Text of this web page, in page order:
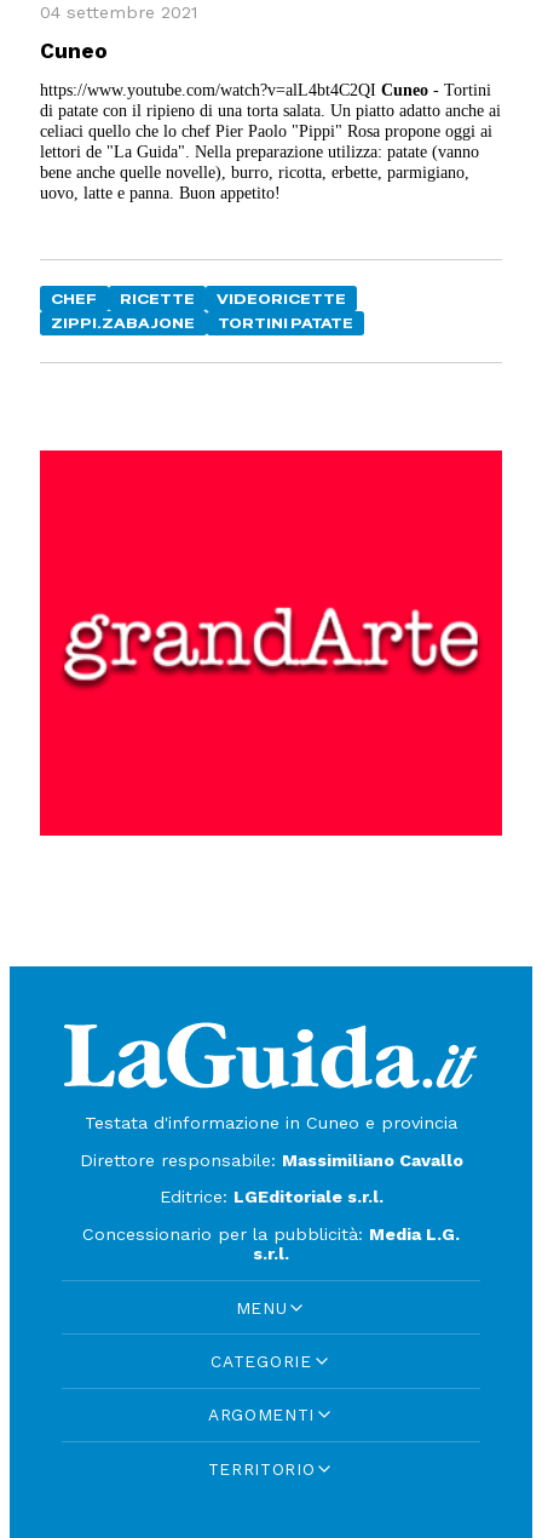
04 settembre 2021
Cuneo
https://www.youtube.com/watch?v=alL4bt4C2QICuneo - Tortini
di patate con il ripieno di una torta salata. Un piatto adatto anche ai
celiaci quello che lo chef Pier Paolo "Pippi" Rosa propone oggi ai
lettori de "La Guida". Nella preparazione utilizza: patate (vanno
bene anche quelle novelle), burro, ricotta, erbette, parmigiano,
uovo, latte e panna. Buon appetito!
CHEF RICETTE
VIDEORICETTE
ZIPPI.ZABAJONE
TORTINI PATATE
Testata d'informazione in Cuneo e provincia
Direttore responsabile: Massimiliano Cavallo
Editrice: LGEditoriale s.r.l.
Concessionario per la pubblicità: Media L.G.
s.r.l.
MENU
CATEGORIE
ARGOMENTI
TERRITORIO